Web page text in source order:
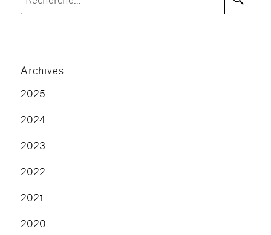
Archives
2025
2024
2023
2022
2021
2020